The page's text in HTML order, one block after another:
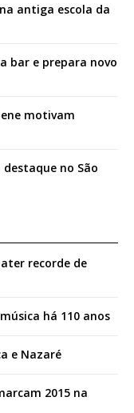
antiga escola da
bar e prepara novo
motivam
no São
recorde de
há 110 anos
e Nazaré
2015 na